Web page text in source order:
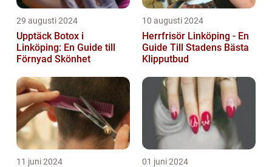
29 augusti 2024
Upptäck Botox i
Linköping: En Guide till
Förnyad Skönhet
10 augusti 2024
Herrfrisör Linköping - En
Guide Till Stadens Bästa
Klipputbud
11 juni 2024 01 juni 2024